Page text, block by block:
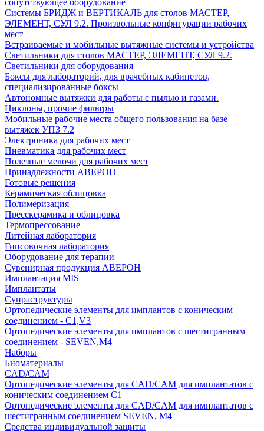
сопутствующее оборудование
Системы БРИДЖ и ВЕРТИКАЛЬ для столов МАСТЕР,
ЭЛЕМЕНТ, СУЛ 9.2. Произвольные конфигурации рабочих
мест
Встраиваемые и мобильные вытяжные системы и устройства
Светильники для столов МАСТЕР, ЭЛЕМЕНТ, СУЛ 9.2.
Светильники для оборудования
Боксы для лабораторий, для врачебных кабинетов,
специализированные боксы
Автономные вытяжки для работы с пылью и газами.
Циклоны, прочие фильтры
Мобильные рабочие места общего пользования на базе
вытяжек УПЗ 7.2
Электроника для рабочих мест
Пневматика для рабочих мест
Полезные мелочи для рабочих мест
Принадлежности АВЕРОН
Готовые решения
Керамическая облицовка
Полимеризация
Пресскерамика и облицовка
Термопрессование
Литейная лаборатория
Гипсовочная лаборатория
Оборудование для терапии
Сувенирная продукция АВЕРОН
Имплантация MIS
Имплантаты
Супраструктуры
Ортопедические элементы для имплантов с коническим
соединением - C1,V3
Ортопедические элементы для имплантов с шестигранным
соединением - SEVEN,M4
Наборы
Биоматериалы
CAD/CAM
Ортопедические элементы для CAD/CAM для имплантатов с
коническим соединением С1
Ортопедические элементы для CAD/CAM для имплантатов с
шестигранным соединением SEVEN, М4
Средства индивидуальной защиты